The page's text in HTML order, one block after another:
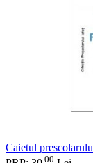
Caietul
00